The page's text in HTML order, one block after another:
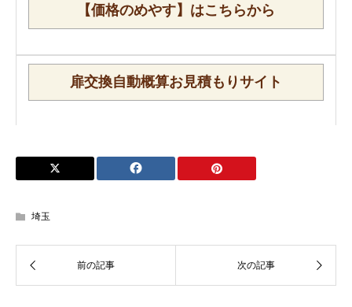
【価格のめやす】はこちらから
扉交換自動概算お見積もりサイト
埼玉